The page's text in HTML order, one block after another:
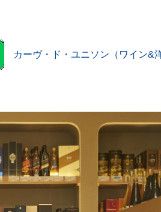
カーヴ・ド・ユニソン（ワイン&